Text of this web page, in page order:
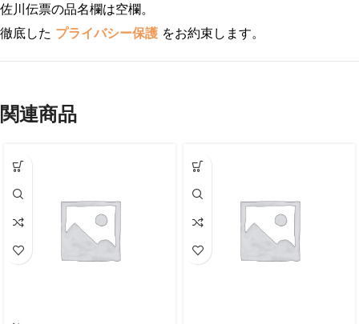
佐川伝票の品名欄は空欄。
徹底した プライバシー保護 をお約束します。
関連商品